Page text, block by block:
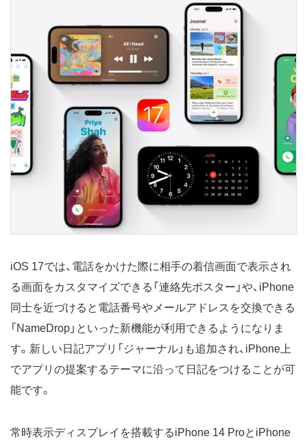
iOS 17では、電話をかけた際に相手の着信画面で表示され
る画面をカスタマイズできる「連絡先ポスター」や、iPhone
同士を近づけると電話番号やメールアドレスを交換できる
「NameDrop」といった新機能が利用できるようになりま
す。新しい日記アプリ「ジャーナル」も追加され、iPhone上
でアプリの提案するテーマに沿って日記をつけることが可
能です。
常時表示ディスプレイを搭載するiPhone 14 ProとiPhone